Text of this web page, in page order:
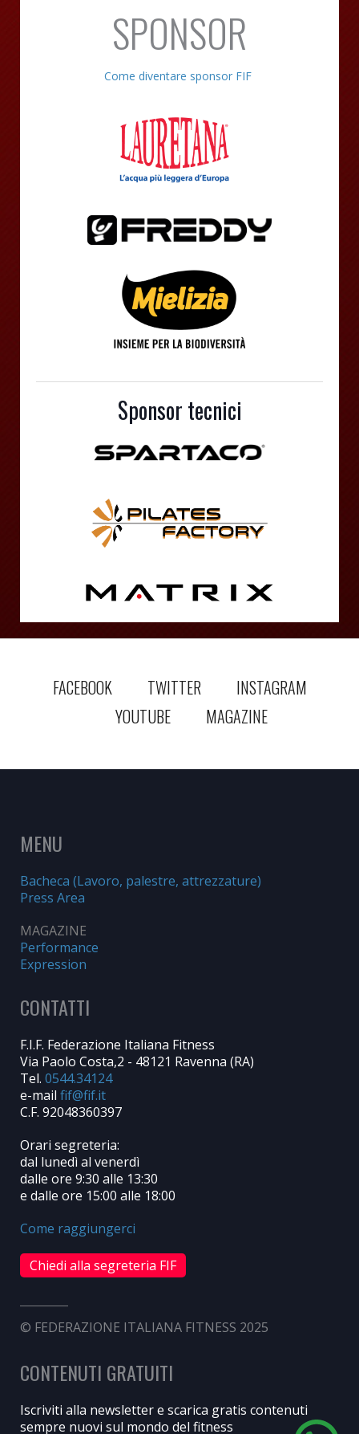
SPONSOR
Come diventare sponsor FIF
Sponsor tecnici
FACEBOOK TWITTER
INSTAGRAM
YOUTUBE
MAGAZINE
MENU
Bacheca (Lavoro, palestre, attrezzature)
Press Area
MAGAZINE
Performance
Expression
CONTATTI
F.I.F. Federazione Italiana Fitness
Via Paolo Costa,2 - 48121 Ravenna (RA)
Tel. 0544.34124
e-mail
C.F. 92048360397
Orari segreteria:
dal lunedì al venerdì
dalle ore 9:30 alle 13:30
e dalle ore 15:00 alle 18:00
Come raggiungerci
Chiedi alla segreteria FIF
© FEDERAZIONE ITALIANA FITNESS 2025
CONTENUTI GRATUITI
Iscriviti alla newsletter e scarica gratis contenuti
sempre nuovi sul mondo del fitness